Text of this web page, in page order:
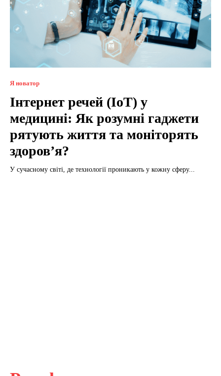
Я новатор
Інтернет речей (IoT) у
медицині: Як розумні гаджети
рятують життя та моніторять
здоров’я?
У сучасному світі, де технології проникають у кожну сферу...